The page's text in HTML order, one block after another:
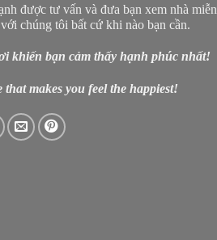
được tư vấn và đưa bạn xem nhà miễn
chúng tôi bất cứ khi nào bạn cần.
khiến bạn cảm thấy hạnh phúc nhất!
that makes you feel the happiest!